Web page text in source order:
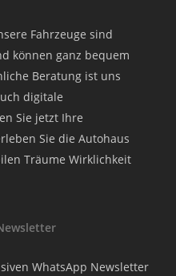
Fahrzeuge sind
können ganz bequem
Beratung ist uns
digitale
Sie jetzt Ihre
Sie die Autohaus
Träume Wirklichkeit
WhatsApp Newsletter